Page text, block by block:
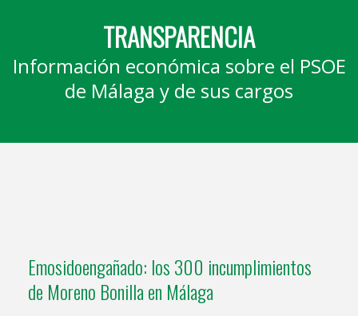
TRANSPARENCIA
Información económica sobre el PSOE
de Málaga y de sus cargos
Emosidoengañado: los 300 incumplimientos
de Moreno Bonilla en Málaga